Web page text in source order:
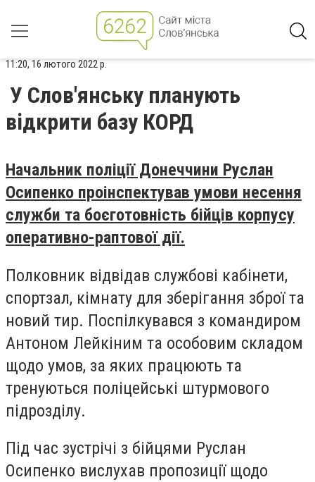
11:20, 16 лютого 2022 р.
У Слов'янську планують
відкрити базу КОРД
Начальник поліції Донеччини Руслан
Осипенко проінспектував умови несення
служби та боєготовність бійців корпусу
оперативно-раптової дії.
Полковник відвідав службові кабінети,
спортзал, кімнату для зберігання зброї та
новий тир. Поспілкувався з командиром
Антоном Лейкіним та особовим складом
щодо умов, за яких працюють та
тренуються поліцейські штурмового
підрозділу.
Під час зустрічі з бійцями Руслан
Осипенко вислухав пропозиції щодо